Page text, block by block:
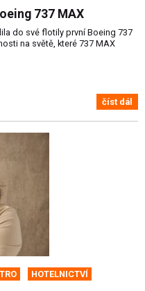
737 MAX
do své flotily první Boeing 737
na světě, které 737 MAX
číst dál
HOTELNICTVÍ